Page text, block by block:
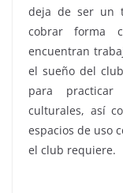
deja de ser un
cobrar forma
encuentran
el sueño del
para practicar
culturales, así
espacios de uso
el club requiere.